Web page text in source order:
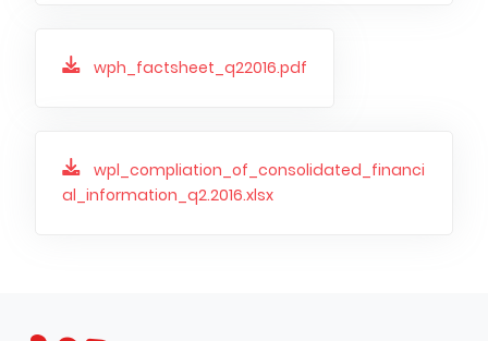
wph_factsheet_q22016.pdf
wpl_compliation_of_consolidated_financi
al_information_q2.2016.xlsx